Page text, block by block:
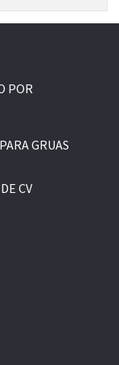
POR
GRUAS
CV